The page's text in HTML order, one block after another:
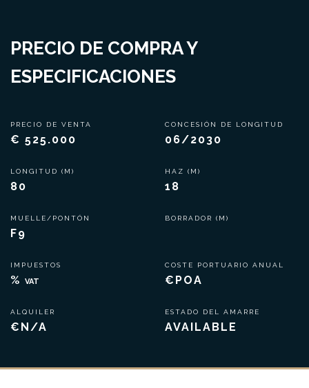
PRECIO DE COMPRA Y
ESPECIFICACIONES
PRECIO DE VENTA
€ 525.000
LONGITUD (M)
80
MUELLE/PONTÓN
F9
IMPUESTOS
% VAT
ALQUILER
€N/A
CONCESIÓN DE LONGITUD
06/2030
HAZ (M)
18
BORRADOR (M)
COSTE PORTUARIO ANUAL
€POA
ESTADO DEL AMARRE
AVAILABLE